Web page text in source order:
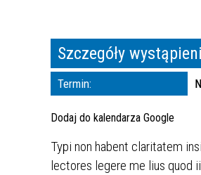
Szczegóły
Termin:
Dodaj do kalendarza Google
Typi non habent claritatem
lectores legere me lius quod